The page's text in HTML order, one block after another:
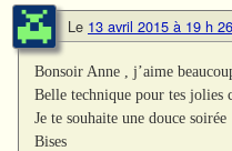
Le 13 avril 2015 à 19 h
Bonsoir Anne , j’aime
Belle technique pour tes jolies
Je te souhaite une douce soirée
Bises